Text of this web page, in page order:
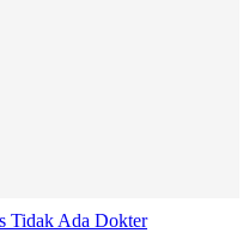
Tidak Ada Dokter